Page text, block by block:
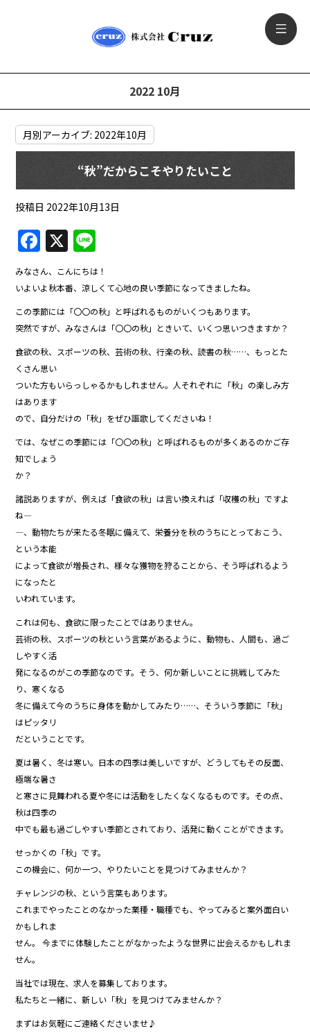
2022 10月
月別アーカイブ: 2022年10月
“秋”だからこそやりたいこと
投稿日 2022年10月13日
F
a
c
e
b
o
o
k
X
n
e
みなさん、こんにちは！
いよいよ秋本番、涼しくて心地の良い季節になってきましたね。
この季節には「〇〇の秋」と呼ばれるものがいくつもあります。
突然ですが、みなさんは「〇〇の秋」ときいて、いくつ思いつきますか？
食欲の秋、スポーツの秋、芸術の秋、行楽の秋、読書の秋……、もっとた
くさん思い
ついた方もいらっしゃるかもしれません。人それぞれに「秋」の楽しみ方
はあります
ので、自分だけの「秋」をぜひ謳歌してくださいね！
では、なぜこの季節には「〇〇の秋」と呼ばれるものが多くあるのかご存
知でしょう
か？
諸説ありますが、例えば「食欲の秋」は――言い換えれば「収穫の秋」ですよ
ね―
―、動物たちが来たる冬眠に備えて、栄養分を秋のうちにとっておこう、
という本能
によって食欲が増長され、様々な獲物を狩ることから、そう呼ばれるよう
になったと
いわれています。
これは何も、食欲に限ったことではありません。
芸術の秋、スポーツの秋という言葉があるように、動物も、人間も、過ご
しやすく活
発になるのがこの季節なのです。そう、何か新しいことに挑戦してみた
り、寒くなる
冬に備えて今のうちに身体を動かしてみたり……、そういう季節に「秋」
はピッタリ
だということです。
夏は暑く、冬は寒い。日本の四季は美しいですが、どうしてもその反面、
極端な暑さ
と寒さに見舞われる夏や冬には活動をしたくなくなるものです。その点、
秋は四季の
中でも最も過ごしやすい季節とされており、活発に動くことができます。
せっかくの「秋」です。
この機会に、何か一つ、やりたいことを見つけてみませんか？
チャレンジの秋、という言葉もあります。
これまでやったことのなかった業種・職種でも、やってみると案外面白い
かもしれま
せん。 今までに体験したことがなかったような世界に出会えるかもしれま
せん。
当社では現在、求人を募集しております。
私たちと一緒に、新しい「秋」を見つけてみませんか？
まずはお気軽にご連絡くださいませ♪